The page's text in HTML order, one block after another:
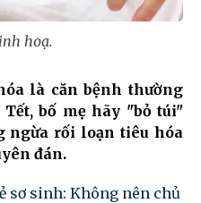
hoạ.
là căn bệnh thường
bố mẹ hãy "bỏ túi"
ngừa rối loạn tiêu hóa
đán.
sơ sinh: Không nên chủ